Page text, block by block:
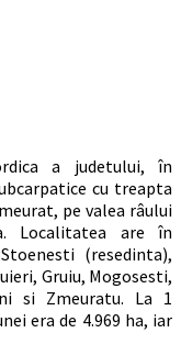
a judetului, în
cu treapta
pe valea râului
Localitatea are în
(resedinta),
Gruiu, Mogosesti,
si Zmeuratu. La 1
era de 4.969 ha, iar